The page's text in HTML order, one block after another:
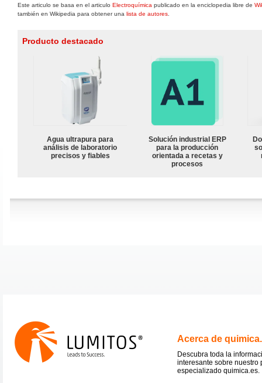
Este articulo se basa en el articulo Electroquímica publicado en la enciclopedia libre de
también en Wikipedia para obtener una lista de autores
Producto destacado
Agua ultrapura para
análisis de laboratorio
precisos y fiables
Solución industrial ERP
para la producción
orientada a recetas y
procesos
Acerca de
Descubra toda la
interesante sobre nuestro
especializado quimica.es.